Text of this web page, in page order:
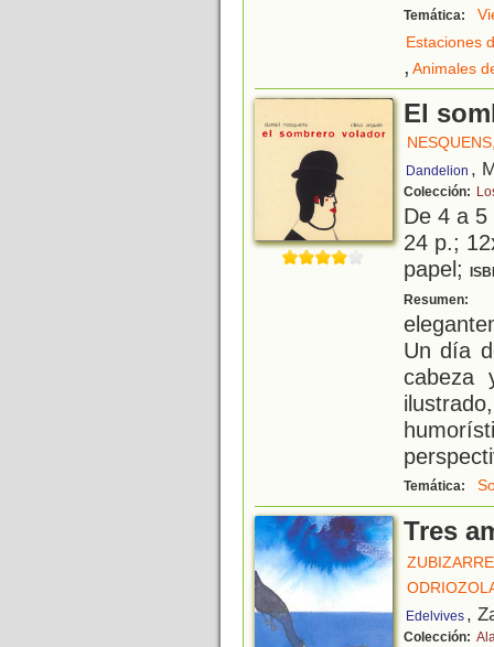
Temática:
Estaciones
, Animales
El
Dandelion ,
Colección:
De 4 a
24 p.;
papel;
Resumen:
Un día
cabeza
Temática:
Tres
Edelvives ,
Colección: